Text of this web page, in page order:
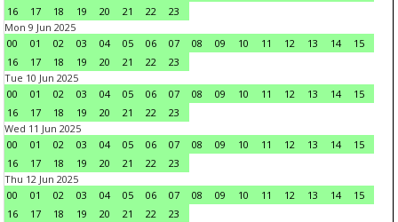
16
17 18 19 20 21 22
23
Mon 9 Jun 2025
00
01 02 03 04 05 06 07 08 09 10 11 12 13 14
15
16
17 18 19 20 21 22
23
Tue 10 Jun 2025
00
01 02 03 04 05 06 07 08 09 10 11 12 13 14
15
16
17 18 19 20 21 22
23
Wed 11 Jun 2025
00
01 02 03 04 05 06 07 08 09 10 11 12 13 14
15
16
17 18 19 20 21 22
23
Thu 12 Jun 2025
00
01 02 03 04 05 06 07 08 09 10 11 12 13 14
15
16
17 18 19 20 21 22
23